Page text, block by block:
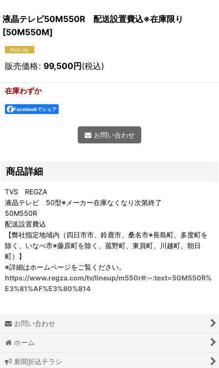
液晶テレビ50M550R 配送設置費込※在庫限り
[50M550M]
販売価格: 99,500円(税込)
在庫わずか
Facebookでシェア
お問い合わせ
商品詳細
TVS REGZA
液晶テレビ 50型※メーカー在庫なくなり次第終了
50M550R
配送設置費込
【弊社指定地域内（四日市市、鈴鹿市、桑名市※長島町、多度町を
除く、いなべ市※藤原町を除く、菰野町、東員町、川越町、朝日
町）】
※詳細はホームページをご覧ください。
https://www.regza.com/tv/lineup/m550r#:~:text=50M550R%
E3%81%AF%E3%80%814
お問い合わせ
ホーム
新聞折込チラシ